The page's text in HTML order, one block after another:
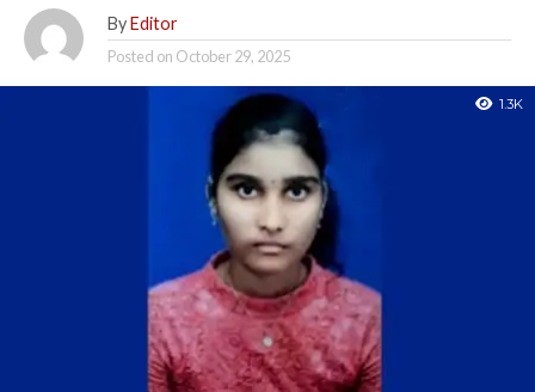
By Editor
Posted on October 29, 2025
1.3K